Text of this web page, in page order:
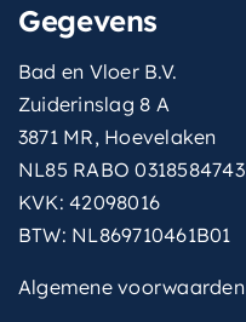
Gegevens
Bad en Vloer B.V.
Zuiderinslag 8 A
3871 MR, Hoevelaken
NL85 RABO 0318584743
KVK: 42098016
BTW: NL869710461B01
Algemene voorwaarden